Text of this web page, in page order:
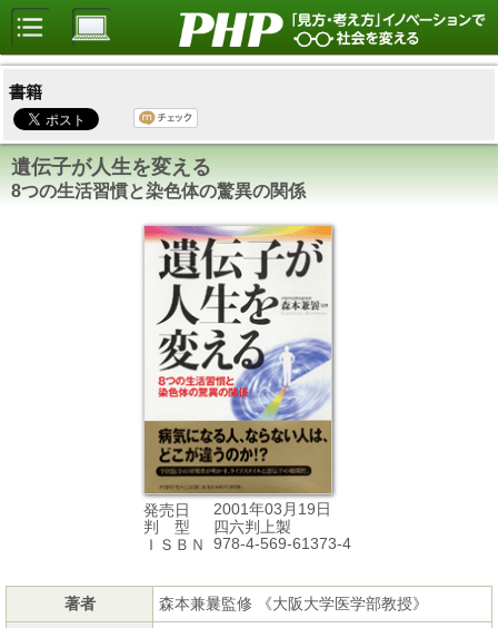
書籍
遺伝子が人生を変える
8つの生活習慣と染色体の驚異の関係
発売日
2001年03月19日
判 型
四六判上製
ＩＳＢＮ
978-4-569-61373-4
著者
森本兼曩監修 《大阪大学医学部教授》